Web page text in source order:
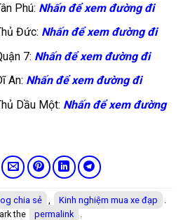
Phú: Nhấn để xem đường đi
Đức: Nhấn để xem đường đi
7: Nhấn để xem đường đi
An: Nhấn để xem đường đi
Dầu Một: Nhấn để xem đường
chia sẻ Kinh nghiệm mua xe đạp
the
permalink